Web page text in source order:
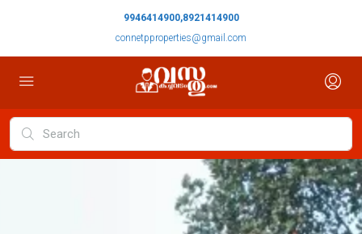
9946414900,8921414900
connetpproperties@gmail.com